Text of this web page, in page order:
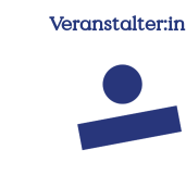
Veranstalter:in